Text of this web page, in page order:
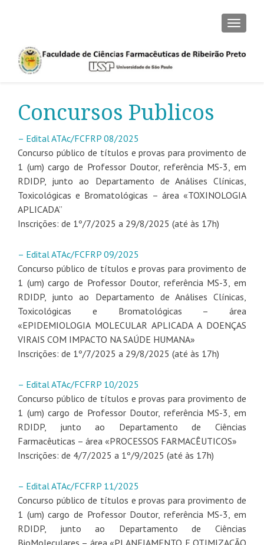
Concursos Publicos
– Edital ATAc/FCFRP 08/2025
Concurso público de títulos e provas para provimento de
1 (um) cargo de Professor Doutor, referência MS-3, em
RDIDP, junto ao Departamento de Análises Clínicas,
Toxicológicas e Bromatológicas – área «TOXINOLOGIA
APLICADA”
Inscrições: de 1º/7/2025 a 29/8/2025 (até às 17h)
– Edital ATAc/FCFRP 09/2025
Concurso público de títulos e provas para provimento de
1 (um) cargo de Professor Doutor, referência MS-3, em
RDIDP, junto ao Departamento de Análises Clínicas,
Toxicológicas e Bromatológicas – área
«EPIDEMIOLOGIA MOLECULAR APLICADA A DOENÇAS
VIRAIS COM IMPACTO NA SAÚDE HUMANA»
Inscrições: de 1º/7/2025 a 29/8/2025 (até às 17h)
– Edital ATAc/FCFRP 10/2025
Concurso público de títulos e provas para provimento de
1 (um) cargo de Professor Doutor, referência MS-3, em
RDIDP, junto ao Departamento de Ciências
Farmacêuticas – área «PROCESSOS FARMACÊUTICOS»
Inscrições: de 4/7/2025 a 1º/9/2025 (até às 17h)
– Edital ATAc/FCFRP 11/2025
Concurso público de títulos e provas para provimento de
1 (um) cargo de Professor Doutor, referência MS-3, em
RDIDP, junto ao Departamento de Ciências
BioMoleculares – área «PLANEJAMENTO E OTIMIZAÇÃO